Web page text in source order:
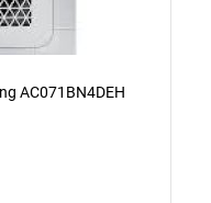
AC071BN4DEH